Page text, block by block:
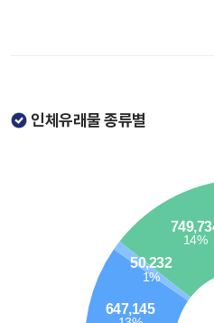
인체유래물 종류별